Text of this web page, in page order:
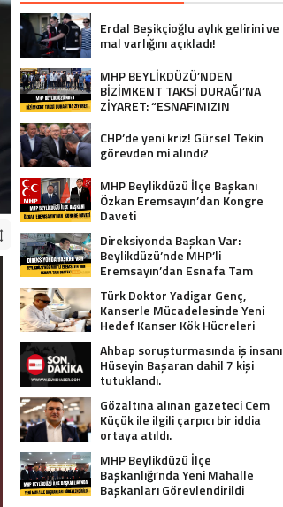
Erdal Beşikçioğlu aylık gelirini ve
mal varlığını açıkladı!
MHP BEYLİKDÜZÜ’NDEN
BİZİMKENT TAKSİ DURAĞI’NA
ZİYARET: “ESNAFIMIZIN
CHP’de yeni kriz! Gürsel Tekin
görevden mi alındı?
MHP Beylikdüzü İlçe Başkanı
Özkan Eremsayın’dan Kongre
Daveti
Direksiyonda Başkan Var:
Beylikdüzü’nde MHP’li
Eremsayın’dan Esnafa Tam
Türk Doktor Yadigar Genç,
Kanserle Mücadelesinde Yeni
Hedef Kanser Kök Hücreleri
Ahbap soruşturmasında iş insanı
Hüseyin Başaran dahil 7 kişi
tutuklandı.
Gözaltına alınan gazeteci Cem
Küçük ile ilgili çarpıcı bir iddia
ortaya atıldı.
MHP Beylikdüzü İlçe
Başkanlığı’nda Yeni Mahalle
Başkanları Görevlendirildi